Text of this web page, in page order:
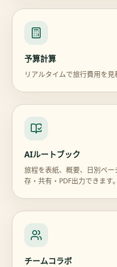
予算計算
リアルタイムで旅行費用を
AIルートブック
旅程を表紙、概要、日別ペ
存・共有・PDF出力できます。
チームコラボ